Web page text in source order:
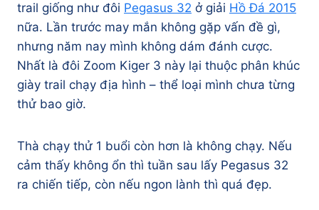
trail giống như đôi Pegasus 32 ở giải Hồ Đá 2015
nữa. Lần trước may mắn không gặp vấn đề gì,
nhưng năm nay mình không dám đánh cược.
Nhất là đôi Zoom Kiger 3 này lại thuộc phân khúc
giày trail chạy địa hình – thể loại mình chưa từng
thử bao giờ.
Thà chạy thử 1 buổi còn hơn là không chạy. Nếu
cảm thấy không ổn thì tuần sau lấy Pegasus 32
ra chiến tiếp, còn nếu ngon lành thì quá đẹp.